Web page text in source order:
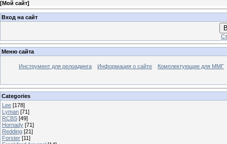
[Мой сайт]
Вход на сайт
Меню сайта
Инструмент для релоадинга Информация о сайте Комплектующие для ММГ
Categories
Lee [178]
Lyman [71]
RCBS [49]
Hornady [71]
Redding [21]
Forster [11]